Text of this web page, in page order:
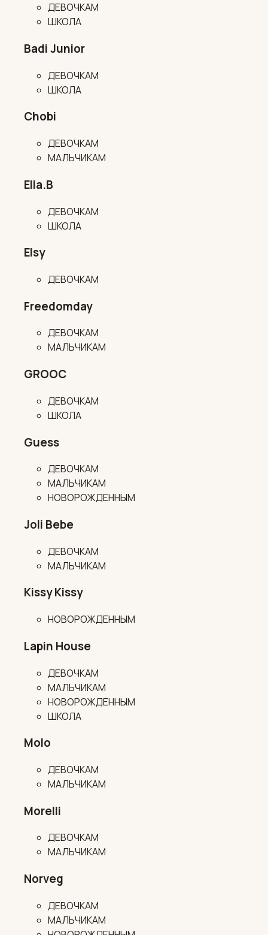
ДЕВОЧКАМ
ШКОЛА
Badi Junior
ДЕВОЧКАМ
ШКОЛА
Chobi
ДЕВОЧКАМ
МАЛЬЧИКАМ
Ella.B
ДЕВОЧКАМ
ШКОЛА
Elsy
ДЕВОЧКАМ
Freedomday
ДЕВОЧКАМ
МАЛЬЧИКАМ
GROOC
ДЕВОЧКАМ
ШКОЛА
Guess
ДЕВОЧКАМ
МАЛЬЧИКАМ
НОВОРОЖДЕННЫМ
Joli Bebe
ДЕВОЧКАМ
МАЛЬЧИКАМ
Kissy Kissy
НОВОРОЖДЕННЫМ
Lapin House
ДЕВОЧКАМ
МАЛЬЧИКАМ
НОВОРОЖДЕННЫМ
ШКОЛА
Molo
ДЕВОЧКАМ
МАЛЬЧИКАМ
Morelli
ДЕВОЧКАМ
МАЛЬЧИКАМ
Norveg
ДЕВОЧКАМ
МАЛЬЧИКАМ